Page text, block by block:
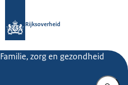
Rijksoverheid
Familie, zorg en gezondheid